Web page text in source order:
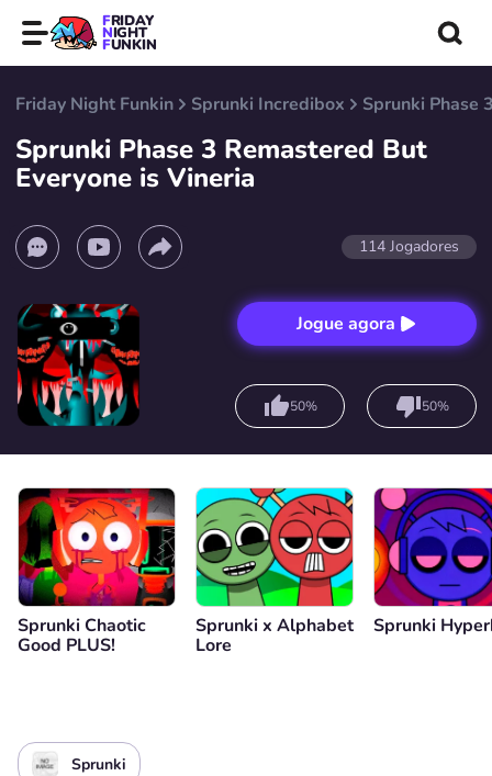
FRIDAY
NIGHT
FUNKIN
Friday Night Funkin Sprunki Incredibox Sprunki Phase
Sprunki Phase 3 Remastered But
Everyone is Vineria
114 Jogadores
Jogue agora
50% 50%
Sprunki Chaotic
Good PLUS!
Sprunki x Alphabet
Lore
Sprunki
Sprunki